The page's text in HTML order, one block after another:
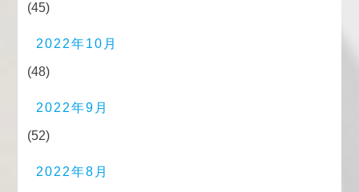
(45)
2022年10月
(48)
2022年9月
(52)
2022年8月